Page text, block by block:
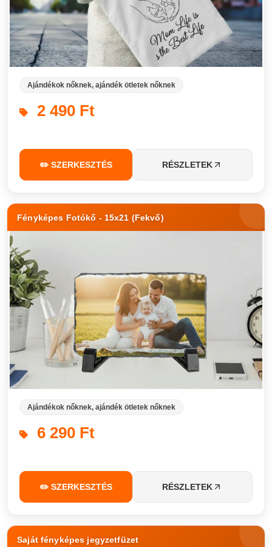
Ajándékok nőknek, ajándék ötletek nőknek
2 490 Ft
✏️ SZERKESZTÉS RÉSZLETEK
Fényképes Fotókő - 15x21 (Fekvő)
Ajándékok nőknek, ajándék ötletek nőknek
6 290 Ft
✏️ SZERKESZTÉS RÉSZLETEK
Saját fényképes jegyzetfüzet